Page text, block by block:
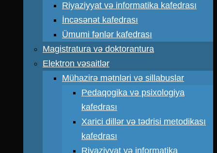
Riyaziyyat və informatika kafedrası
İncəsənət kafedrası
Ümumi fənlər kafedrası
Magistratura və doktorantura
Elektron vəsaitlər
Mühazirə mətnləri və sillabuslar
Pedaqogika və psixologiya
kafedrası
Xarici dillər və tədrisi metodikası
kafedrası
Riyaziyyat və informatika